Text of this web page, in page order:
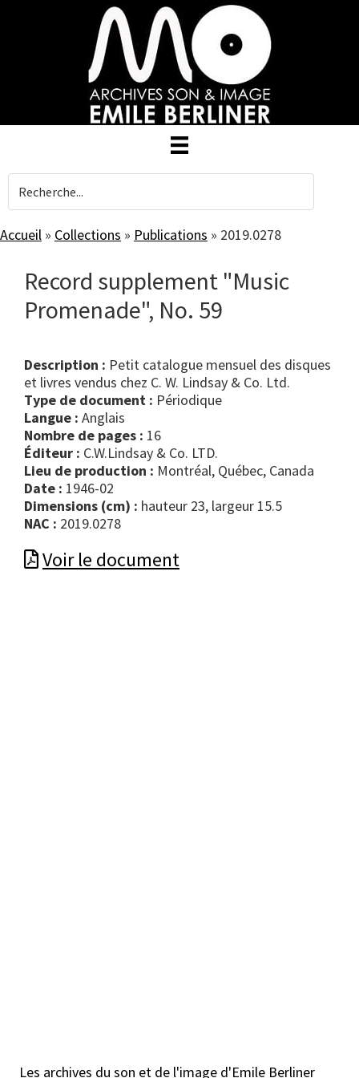
Accueil » Collections » Publications » 2019.0278
Record supplement "Music
Promenade", No. 59
Description : Petit catalogue mensuel des disques
et livres vendus chez C. W. Lindsay & Co. Ltd.
Type de document :
périodique
Langue : Anglais
Nombre de pages : 16
Éditeur : C.W.Lindsay & Co. LTD.
Lieu de production : Montréal, Québec, Canada
Date : 1946-02
Dimensions (cm) : hauteur 23, largeur 15.5
NAC : 2019.0278
Voir le document
Les archives du son et de l'image d'Emile Berliner